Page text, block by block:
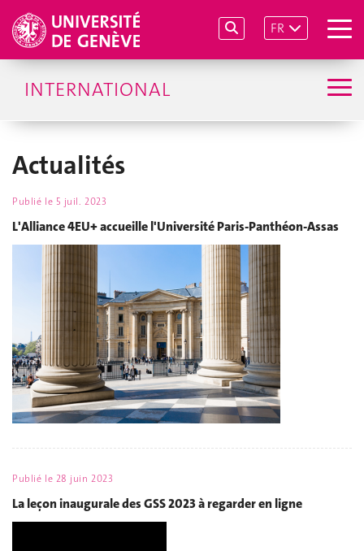
FR
INTERNATIONAL
Actualités
Publié le 5 juil. 2023
L'Alliance 4EU+ accueille l'Université Paris-Panthéon-Assas
Publié le 28 juin 2023
La leçon inaugurale des GSS 2023 à regarder en ligne